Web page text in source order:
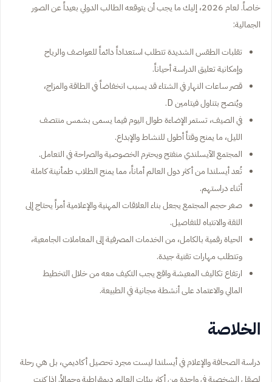
خاصاً. لعام 2026، إليك ما يجب أن يتوقعه الطالب الدولي بعيداً عن الصور
الجمالية:
تقلبات الطقس الشديدة تتطلب استعداداً دائماً للعواصف والرياح
وإمكانية تعليق الدراسة أحياناً.
قصر ساعات النهار في الشتاء قد يسبب انخفاضاً في الطاقة والمزاج،
ويُنصح بتناول فيتامين D.
في الصيف، تستمر الإضاءة طوال اليوم فيما يسمى بشمس منتصف
الليل، ما يمنح وقتاً أطول للنشاط والإبداع.
المجتمع الآيسلندي منفتح ويحترم الخصوصية والصراحة في التعامل.
تُعد أيسلندا من أكثر دول العالم أماناً، مما يمنح الطلاب طمأنينة كاملة
أثناء دراستهم.
صغر حجم المجتمع يجعل بناء العلاقات المهنية والإعلامية أمراً يحتاج إلى
الثقة والانتباه للتفاصيل.
الحياة رقمية بالكامل، من الخدمات المصرفية إلى المعاملات الجامعية،
وتتطلب مهارات تقنية جيدة.
ارتفاع تكاليف المعيشة واقع يجب التكيف معه من خلال التخطيط
المالي والاعتماد على أنشطة مجانية في الطبيعة.
الخلاصة
دراسة الصحافة والإعلام في أيسلندا ليست مجرد تحصيل أكاديمي، بل هي رحلة
لصقل الشخصية في واحدة من أكثر بيئات العالم ديمقراطية وجمالاً. إذا كنت